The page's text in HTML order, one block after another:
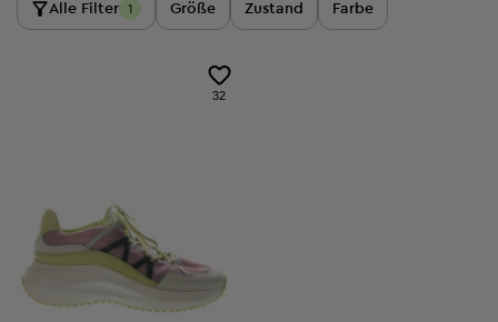
Alle Filter 1 Größe Zustand Farbe
32